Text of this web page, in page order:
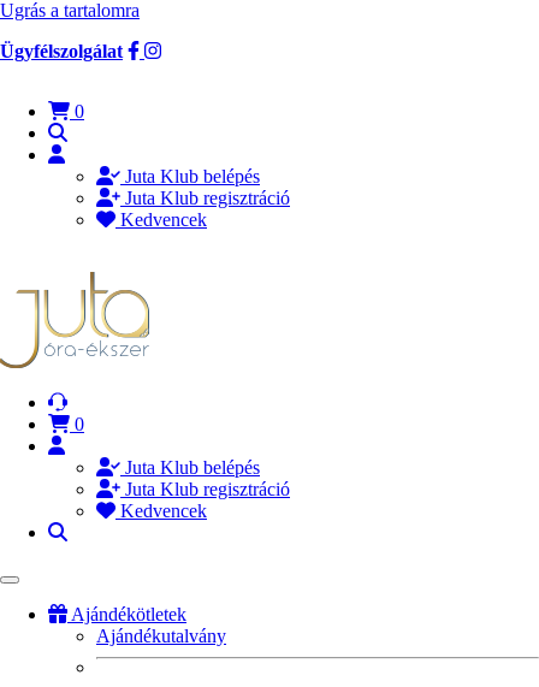
Ugrás a tartalomra
Ügyfélszolgálat
0
Juta Klub belépés
Juta Klub regisztráció
Kedvencek
0
Juta Klub belépés
Juta Klub regisztráció
Kedvencek
Ajándékötletek
Ajándékutalvány